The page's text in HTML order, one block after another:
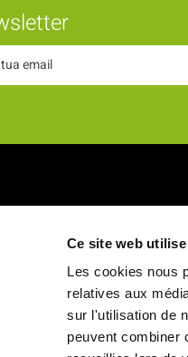
Ce site web
Les cookies nous
relatives aux
sur l'utilisation de
peuvent combiner